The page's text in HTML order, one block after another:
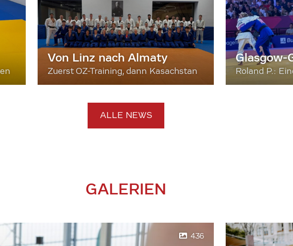
Von Linz nach Almaty
Zuerst OZ-Training, dann Kasachstan
Glasgow-
Roland P.:
ALLE NEWS
GALERIEN
436